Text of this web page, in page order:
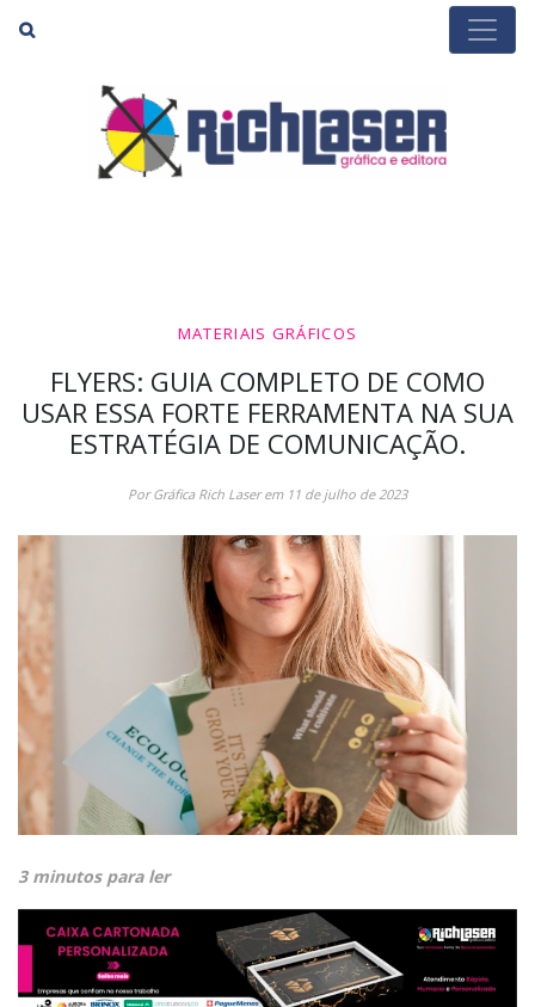
MATERIAIS GRÁFICOS
FLYERS: GUIA COMPLETO DE COMO
USAR ESSA FORTE FERRAMENTA NA SUA
ESTRATÉGIA DE COMUNICAÇÃO.
Por Gráfica Rich Laser em 11 de julho de 2023
3 minutos para ler